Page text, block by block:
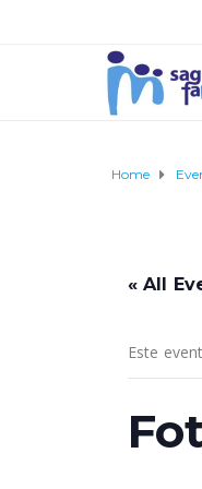
Home
« All
Este